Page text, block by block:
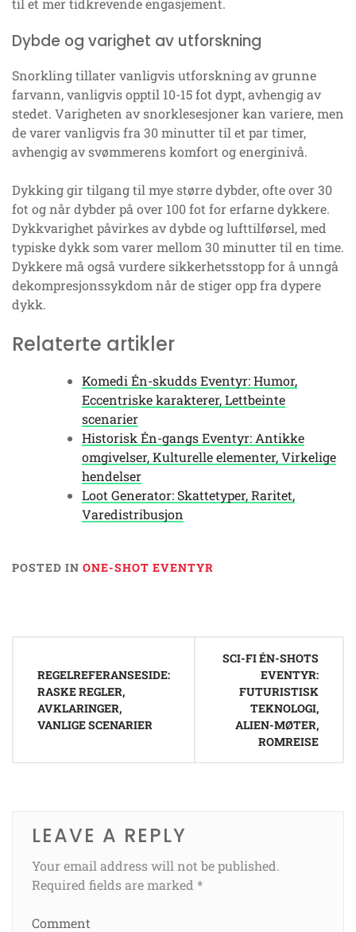
Dybde og varighet av utforskning
Snorkling tillater vanligvis utforskning av grunne
farvann, vanligvis opptil 10-15 fot dypt, avhengig av
stedet. Varigheten av snorklesesjoner kan variere, men
de varer vanligvis fra 30 minutter til et par timer,
avhengig av svømmerens komfort og energinivå.
Dykking gir tilgang til mye større dybder, ofte over 30
fot og når dybder på over 100 fot for erfarne dykkere.
Dykkvarighet påvirkes av dybde og lufttilførsel, med
typiske dykk som varer mellom 30 minutter til en time.
Dykkere må også vurdere sikkerhetsstopp for å unngå
dekompresjonssykdom når de stiger opp fra dypere
dykk.
Relaterte artikler
Komedi Én-skudds Eventyr: Humor,
Eccentriske karakterer, Lettbeinte
scenarier
Historisk Én-gangs Eventyr: Antikke
omgivelser, Kulturelle elementer, Virkelige
hendelser
Loot Generator: Skattetyper, Raritet,
Varedistribusjon
POSTED IN ONE-SHOT EVENTYR
navigation
REGELREFERANSESIDE:
RASKE REGLER,
AVKLARINGER,
VANLIGE SCENARIER
SCI-FI ÉN-SHOTS
EVENTYR:
FUTURISTISK
TEKNOLOGI,
ALIEN-MØTER,
ROMREISE
LEAVE A REPLY
Your email address will not be published.
Required fields are marked *
Comment